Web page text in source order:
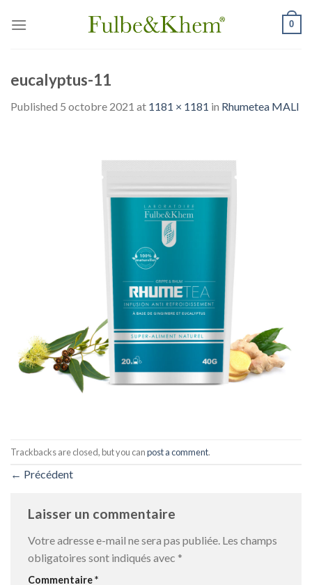
0
eucalyptus-11
Published 5 octobre 2021 at 1181 × 1181 in Rhumetea MALI
Trackbacks are closed, but you canpost a comment.
← Précédent
Laisser un commentaire
Votre adresse e-mail ne sera pas publiée. Les champs
obligatoires sont indiqués avec *
Commentaire*